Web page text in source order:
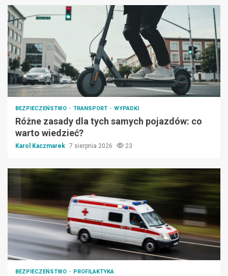
BEZPIECZEŃSTWO TRANSPORT WYPADKI
Różne zasady dla tych samych pojazdów: co
warto wiedzieć?
Karol Kaczmarek 7 sierpnia 2026 23
BEZPIECZEŃSTWO PROFILAKTYKA